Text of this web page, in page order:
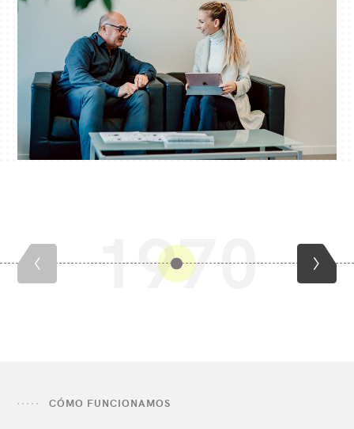
Anterior
Abrir
tooltip
de
1970
1970
CÓMO FUNCIONAMOS